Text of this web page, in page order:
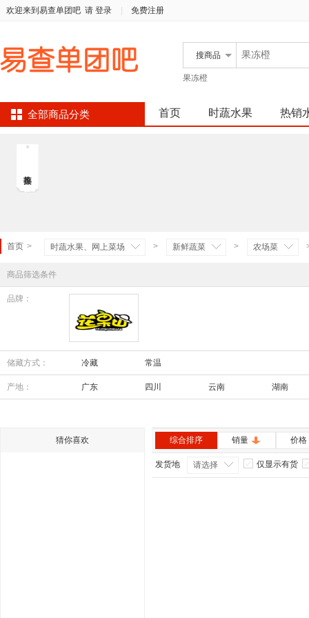
欢迎来到易查单团吧 请 登录 免费注册
搜商品
果冻橙
全部商品分类 首页 时蔬水果 热销
首页 > 时蔬水果、网上菜场 > 新鲜蔬菜 > 农场菜
商品筛选条件
品牌：
花果山
储藏方式： 冷藏 常温
产地： 广东 四川 云南 湖南
猜你喜欢 综合排序 销量 价格
发货地 请选择 仅显示有货